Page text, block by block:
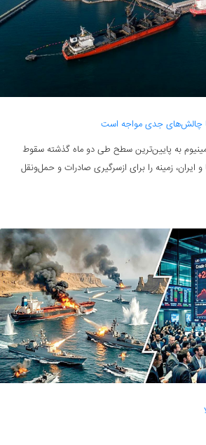
چالش‌های جدی مواجه است
به پایین‌ترین سطح طی دو ماه گذشته سقوط
ایران، زمینه را برای ازسرگیری صادرات و حمل‌ونقل